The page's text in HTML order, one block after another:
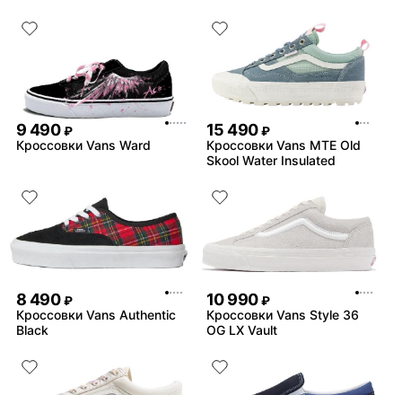
9 490 ₽
Кроссовки Vans Ward
15 490 ₽
Кроссовки Vans MTE Old
Skool Water Insulated
8 490 ₽
Кроссовки Vans Authentic
Black
10 990 ₽
Кроссовки Vans Style 36
OG LX Vault